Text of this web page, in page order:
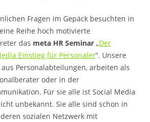
Fragen im Gepäck besuchten in
Reihe hoch motivierte
das meta HR Seminar „Der
Einstieg für Personaler“. Unsere
Personalabteilungen, arbeiten als
oder in der
Für sie alle ist Social Media
unbekannt. Sie alle sind schon in
sozialen Netzwerk mit